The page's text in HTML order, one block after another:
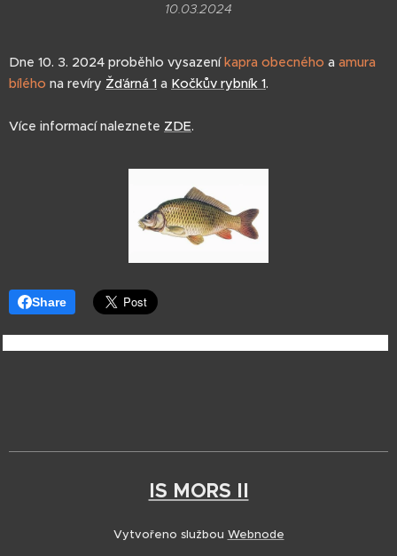
10.03.2024
Dne 10. 3. 2024 proběhlo vysazeníkapra obecného a amura
bílého na revíry Žďárná 1 a Kočkův rybník 1.
Více informací naleznete ZDE.
Share
IS MORS II
Vytvořeno službou Webnode